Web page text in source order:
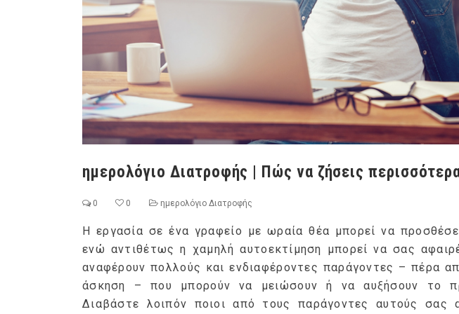
ημερολόγιο Διατροφής | Πώς να ζήσεις
0 0 ημερολόγιο Διατροφής
Η εργασία σε ένα γραφείο με ωραία θέα μπορεί να
ενώ αντιθέτως η χαμηλή αυτοεκτίμηση μπορεί να σας
αναφέρουν πολλούς και ενδιαφέροντες παράγοντες – πέρα
άσκηση – που μπορούν να μειώσουν ή να αυξήσουν το
Διαβάστε λοιπόν ποιοι από τους παράγοντες αυτούς σας